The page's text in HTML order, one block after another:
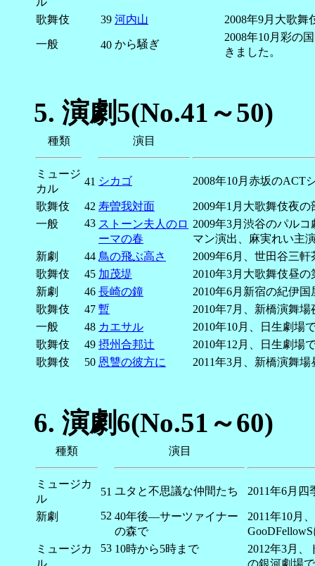
歌舞伎 39 河内山 2008年9月大歌
一般 40 から騒ぎ
2008年10月彩の
きました。
5. 演劇5(No.41～50)
種類 演目
ミュージ
カル
41 シカゴ 2008年10月赤坂のACT
歌舞伎 42 寿曽我対面
2009年1月大歌舞伎夜
一般
43 ストーン夫人のロ
ーマの春
2009年3月渋谷のパル
マン演出、麻実れい主
新劇
44 鳥の飛ぶ高さ
2009年6月、世田谷三
歌舞伎
45 加茂堤
2010年3月大歌舞伎昼
新劇
46 長崎の鐘
2010年6月新宿の紀伊
歌舞伎
47 暫
2010年7月、新橋演舞
一般
48 カエサル
2010年10月、日生劇場
歌舞伎
49 摂州合邦辻
2010年12月、日生劇場
歌舞伎
50 恩讐の彼方に 2011年3月、新橋演舞
6. 演劇6(No.51～60)
種類 演目
ミュージカ
ル
51 ユタと不思議な仲間たち 2011年6月
新劇 52 40年後―サーツァイナー
の森で
2011年10月
ミュージカ
ル
53 10時から5時まで
2012年3月
の銀河劇場